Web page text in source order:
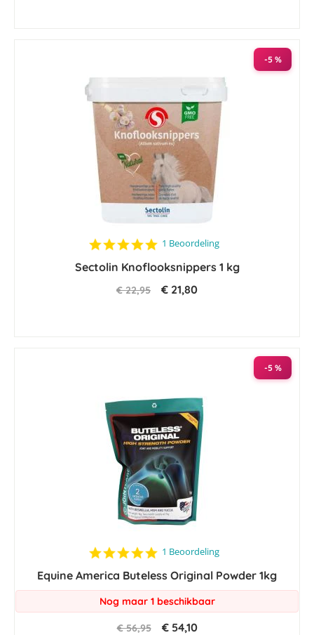
-5 %
5.0
rating
1 Beoordeling
Sectolin Knoflooksnippers 1 kg
€ 22,95 € 21,80
-5 %
5.0
rating
1 Beoordeling
Equine America Buteless Original Powder 1kg
Nog maar 1 beschikbaar
€ 56,95 € 54,10